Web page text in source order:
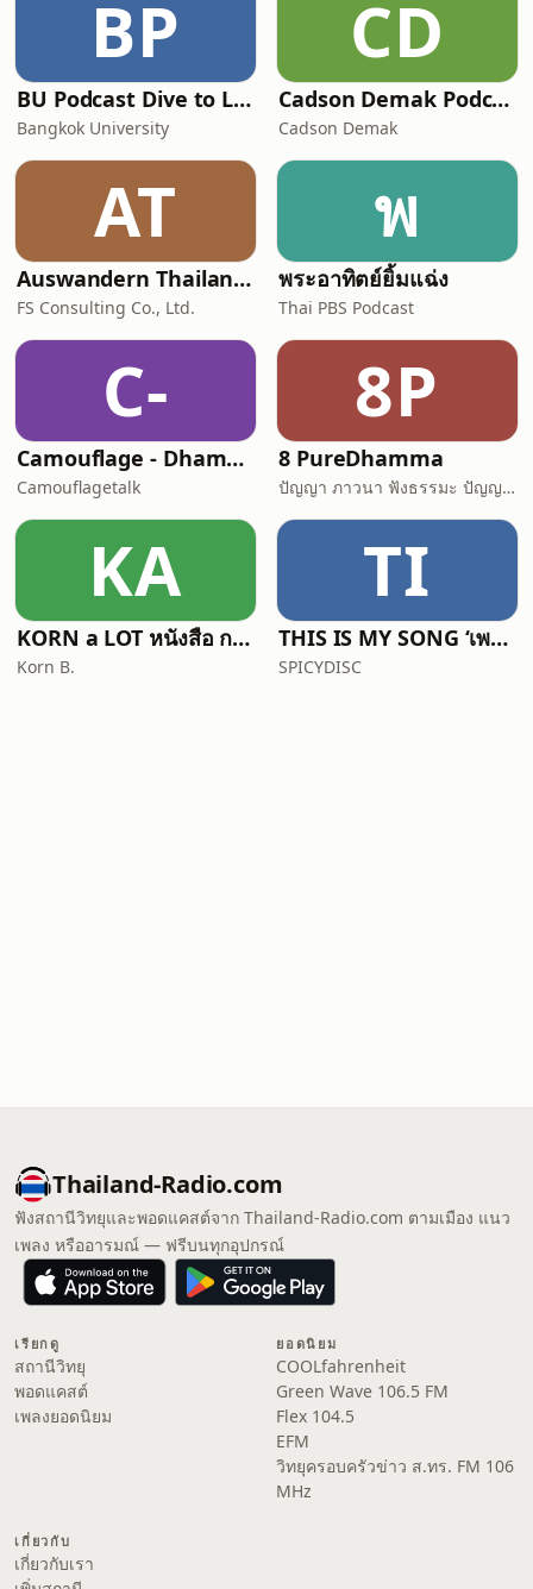
BP
BU Podcast Dive to Lock in
Bangkok University
CD
Cadson Demak Podcast
Cadson Demak
AT
Auswandern Thailand Podcast
FS Consulting Co., Ltd.
พ
พระอาทิตย์ยิ้มแฉ่ง
Thai PBS Podcast
C-
Camouflage - Dhamma Talk
Camouflagetalk
8P
8 PureDhamma
ปัญญา ภาวนา ฟังธรรมะ ปัญญาภาวนา Panya Bhavana
KA
KORN a LOT หนังสือ การเดินทาง ความรู้สึก
Korn B.
TI
THIS IS MY SONG ‘เพราะเพลงนั้นทำให้ฉันตาสว่าง’
SPICYDISC
Thailand-Radio.com
ฟังสถานีวิทยุและพอดแคสต์จาก Thailand-Radio.com ตามเมือง แนว
เพลง หรืออารมณ์ — ฟรีบนทุกอุปกรณ์
เรียกดู
สถานีวิทยุ
พอดแคสต์
เพลงยอดนิยม
ยอดนิยม
COOLfahrenheit
Green Wave 106.5 FM
Flex 104.5
EFM
วิทยุครอบครัวข่าว ส.ทร. FM 106
MHz
เกี่ยวกับ
เกี่ยวกับเรา